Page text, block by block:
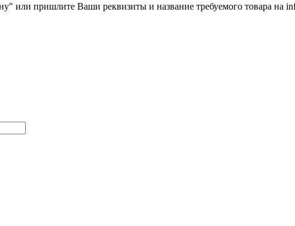
или пришлите Ваши реквизиты и название требуемого товара на